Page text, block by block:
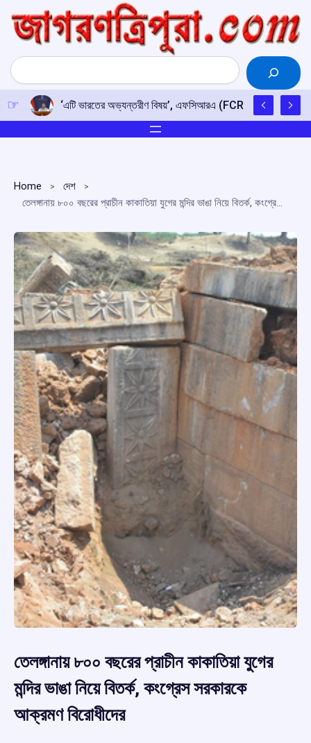
content
Search
‘এটি ভারতের অভ্যন্তরীণ বিষয়’, এফসিআরএ (FCRA) সংশোধনী বিল
Home
দেশ
তেলঙ্গানায় ৮০০ বছরের প্রাচীন কাকাতিয়া যুগের মন্দির ভাঙা নিয়ে বিতর্ক, কংগ্রেস সরকারকে আক্রমণ বিরোধীদের
তেলঙ্গানায় ৮০০ বছরের প্রাচীন কাকাতিয়া যুগের
মন্দির ভাঙা নিয়ে বিতর্ক, কংগ্রেস সরকারকে
আক্রমণ বিরোধীদের